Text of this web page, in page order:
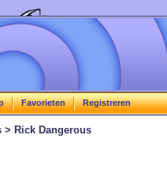
Favorieten Registreren
> Rick Dangerous